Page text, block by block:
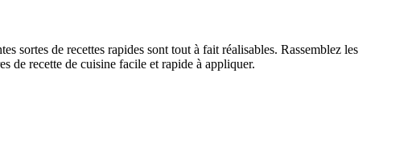
sortes de recettes rapides sont tout à fait réalisables. Rassemblez les
de recette de cuisine facile et rapide à appliquer.